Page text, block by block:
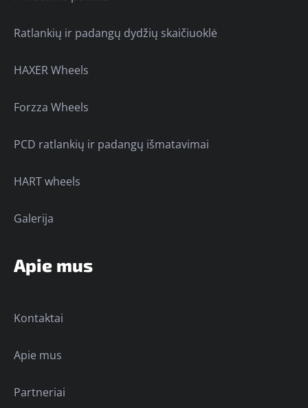
Ratlankių ir padangų dydžių skaičiuoklė
HAXER Wheels
Forzza Wheels
PCD ratlankių ir padangų išmatavimai
HART wheels
Galerija
Apie mus
Kontaktai
Apie mus
Partneriai